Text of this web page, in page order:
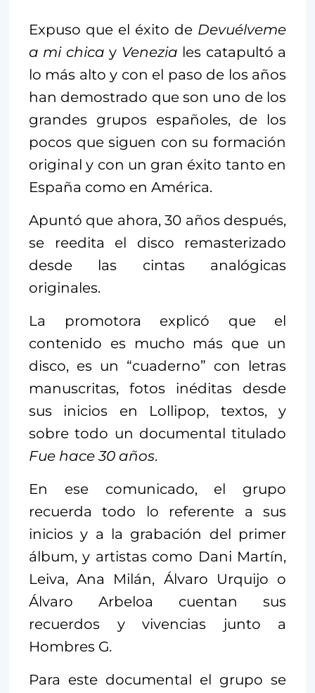
Expuso que el éxito de Devuélveme
a mi chica y Venezia les catapultó a
lo más alto y con el paso de los años
han demostrado que son uno de los
grandes grupos españoles, de los
pocos que siguen con su formación
original y con un gran éxito tanto en
España como en América.
Apuntó que ahora, 30 años después,
se reedita el disco remasterizado
desde las cintas analógicas
originales.
La promotora explicó que el
contenido es mucho más que un
disco, es un “cuaderno” con letras
manuscritas, fotos inéditas desde
sus inicios en Lollipop, textos, y
sobre todo un documental titulado
Fue hace 30 años.
En ese comunicado, el grupo
recuerda todo lo referente a sus
inicios y a la grabación del primer
álbum, y artistas como Dani Martín,
Leiva, Ana Milán, Álvaro Urquijo o
Álvaro Arbeloa cuentan sus
recuerdos y vivencias junto a
Hombres G.
Para este documental el grupo se